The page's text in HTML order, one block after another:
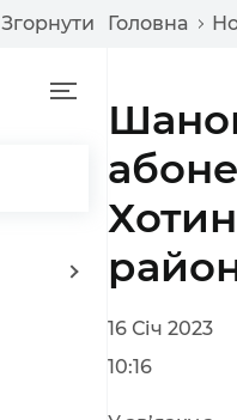
Згорнути Головна
16 Січ 2023
10:16